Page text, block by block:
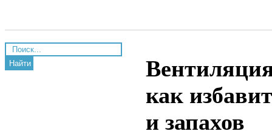
Найти
как
и запахов